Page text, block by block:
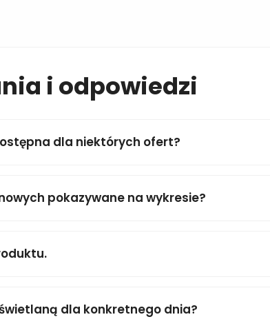
i odpowiedzi
dla niektórych ofert?
pokazywane na wykresie?
dla konkretnego dnia?